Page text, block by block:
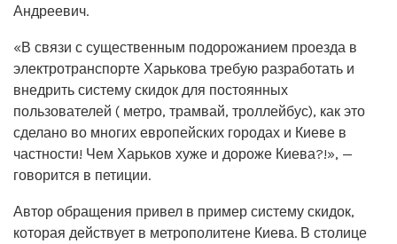
Андреевич.
«В связи с существенным подорожанием проезда в
электротранспорте Харькова требую разработать и
внедрить систему скидок для постоянных
пользователей ( метро, трамвай, троллейбус), как это
сделано во многих европейских городах и Киеве в
частности! Чем Харьков хуже и дороже Киева?!», —
говорится в петиции.
Автор обращения привел в пример систему скидок,
которая действует в метрополитене Киева. В столице